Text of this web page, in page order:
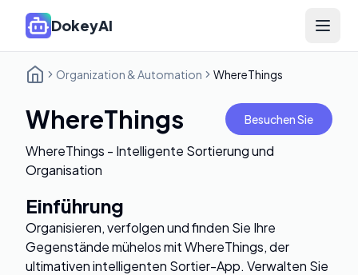
DokeyAI Open
Organization & Automation WhereThings
WhereThings Besuchen Sie
WhereThings - Intelligente Sortierung und
Organisation
Einführung
Organisieren, verfolgen und finden Sie Ihre
Gegenstände mühelos mit WhereThings, der
ultimativen intelligenten Sortier-App. Verwalten Sie